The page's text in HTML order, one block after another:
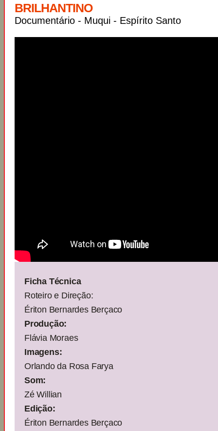
BRILHANTINO
Documentário - Muqui - Espírito Santo
Ficha Técnica
Roteiro e Direção:
Ériton Bernardes Berçaco
Produção:
Flávia Moraes
Imagens:
Orlando da Rosa Farya
Som:
Zé Willian
Edição:
Ériton Bernardes Berçaco